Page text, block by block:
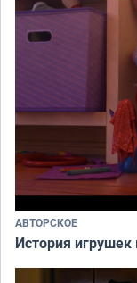
АВТОРСКОЕ
История игрушек